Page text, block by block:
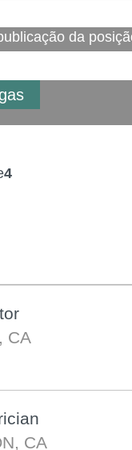
da
4
CA
CA